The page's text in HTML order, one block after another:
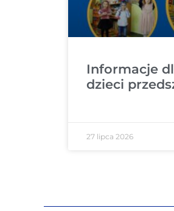
Informacje
dzieci
27 lipca 2026